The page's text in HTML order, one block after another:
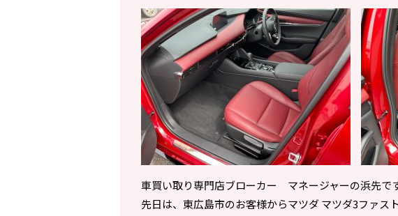
車買い取り専門店ブローカー マネージャーの浜先で
先日は、東広島市のお客様からマツダ マツダ3ファス